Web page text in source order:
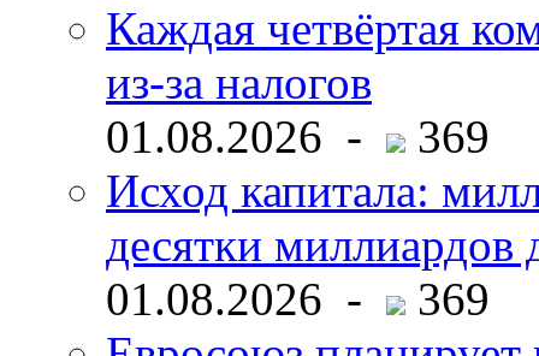
Каждая четвёртая
из-за налогов
01.08.2026 -
369
Исход капитала:
десятки миллиардов
01.08.2026 -
369